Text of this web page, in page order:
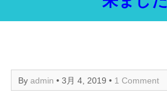
By admin • 3月 4, 2019 • 1 Comment